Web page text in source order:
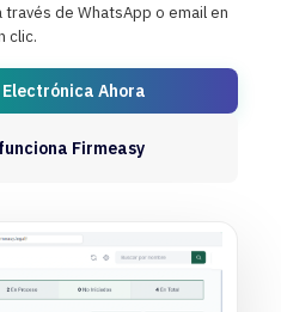
de WhatsApp o email en
clic.
Ahora
Firmeasy